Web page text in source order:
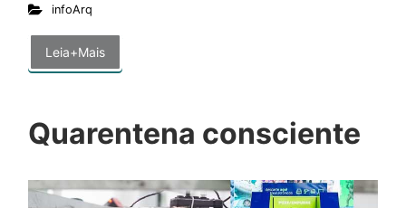
infoArq
Leia+Mais
Quarentena consciente